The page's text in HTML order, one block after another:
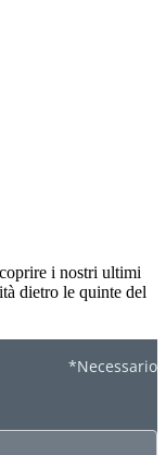
i nostri ultimi
dietro le quinte del
*Necessario